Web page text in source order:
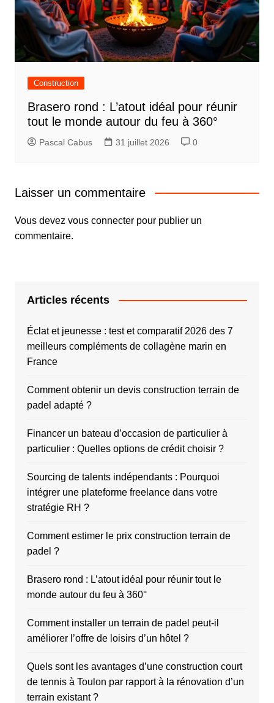
Construction
Brasero rond : L’atout idéal pour réunir
tout le monde autour du feu à 360°
Pascal Cabus 31 juillet 2026 0
Laisser un commentaire
Vous devez vous connecterpour publier un
commentaire.
Articles récents
Éclat et jeunesse : test et comparatif 2026 des 7
meilleurs compléments de collagène marin en
France
Comment obtenir un devis construction terrain de
padel adapté ?
Financer un bateau d’occasion de particulier à
particulier : Quelles options de crédit choisir ?
Sourcing de talents indépendants : Pourquoi
intégrer une plateforme freelance dans votre
stratégie RH ?
Comment estimer le prix construction terrain de
padel ?
Brasero rond : L’atout idéal pour réunir tout le
monde autour du feu à 360°
Comment installer un terrain de padel peut-il
améliorer l’offre de loisirs d’un hôtel ?
Quels sont les avantages d’une construction court
de tennis à Toulon par rapport à la rénovation d’un
terrain existant ?